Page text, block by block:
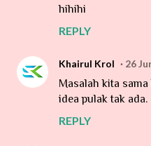
hihihi
REPLY
Khairul Krol 26
Masalah kita
idea pulak tak ada.
REPLY